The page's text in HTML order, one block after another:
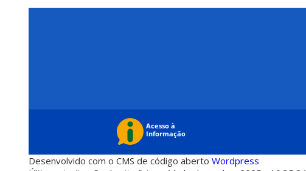
Desenvolvido com o CMS de código aberto Wordpress